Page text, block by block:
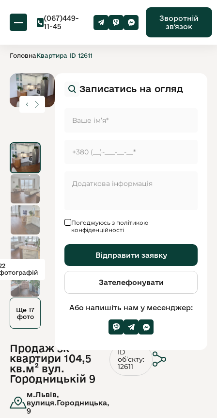
(067)449-
11-45
Зворотній
звʼязок
ГоловнаКвартира ID 12611
Ще 17
фото
Продаж 3к
квартири 104,5
кв.м² вул.
Городницькій 9
м.Львів,
вулиця.Городницька,
9
ID
обʼєкту:
12611
Записатись на огляд
Погоджуюсь з політикою
конфіденційності
Відправити заявку
Зателефонувати
Або напишіть нам у месенджер: